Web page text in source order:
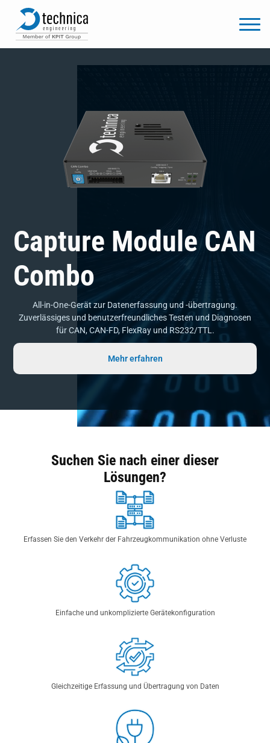
Capture Module CAN
Combo
All-in-One-Gerät zur Datenerfassung und -übertragung.
Zuverlässiges und benutzerfreundliches Testen und Diagnosen
für CAN, CAN-FD, FlexRay und RS232/TTL.
Mehr erfahren
Suchen Sie nach einer dieser
Lösungen?
Erfassen Sie den Verkehr der Fahrzeugkommunikation ohne Verluste
Einfache und unkomplizierte Gerätekonfiguration
Gleichzeitige Erfassung und Übertragung von Daten